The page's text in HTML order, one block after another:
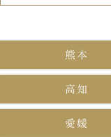
熊本
高知
愛媛